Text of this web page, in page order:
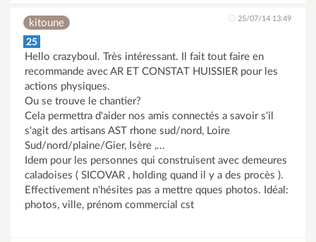
kitoune 25/07/14 13:49
25
Hello crazyboul. Très intéressant. Il fait tout faire en
recommande avec AR ET CONSTAT HUISSIER pour les
actions physiques.
Ou se trouve le chantier?
Cela permettra d'aider nos amis connectés a savoir s'il
s'agit des artisans AST rhone sud/nord, Loire
Sud/nord/plaine/Gier, Isère ,...
Idem pour les personnes qui construisent avec demeures
caladoises ( SICOVAR , holding quand il y a des procès ).
Effectivement n'hésites pas a mettre qques photos. Idéal:
photos, ville, prénom commercial cst